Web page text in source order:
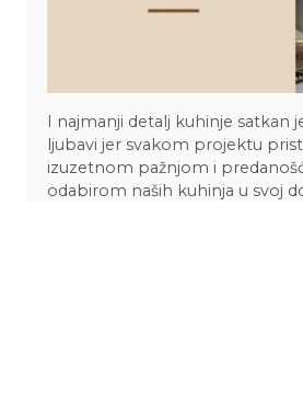
I najmanji detalj kuhinje satkan
ljubavi jer svakom projektu
izuzetnom pažnjom i
odabirom naših kuhinja u svoj